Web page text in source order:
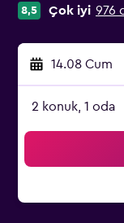
8,5 Çok iyi 976
14.08 Cum
2 konuk, 1 oda